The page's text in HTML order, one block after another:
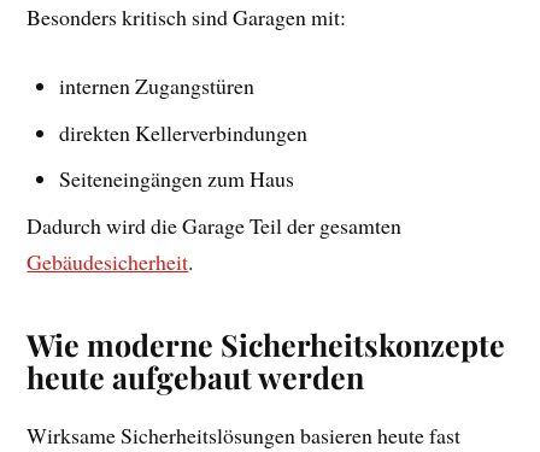
Besonders kritisch sind Garagen mit:
internen Zugangstüren
direkten Kellerverbindungen
Seiteneingängen zum Haus
Dadurch wird die Garage Teil der gesamten
Gebäudesicherheit.
Wie moderne Sicherheitskonzepte
heute aufgebaut werden
Wirksame Sicherheitslösungen basieren heute fast